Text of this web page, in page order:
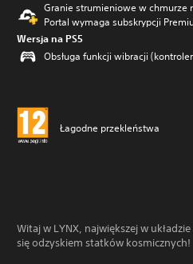
Granie strumieniowe w chmurze
Portal wymaga subskrypcji
Wersja na PS5
Obsługa funkcji wibracji
Łagodne przekleństwa
Witaj w LYNX, największej w
się odzyskiem statków kosmicznych!